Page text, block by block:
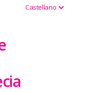
Castellano